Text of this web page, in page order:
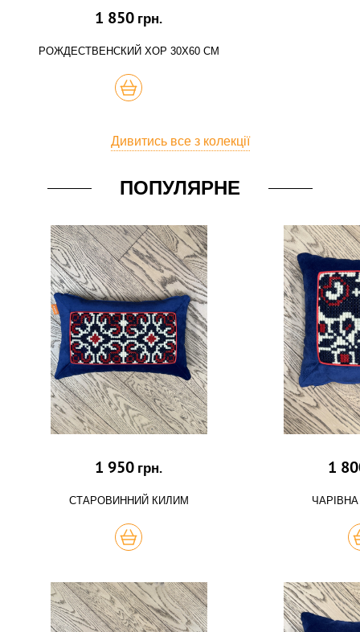
1 850 грн.
РОЖДЕСТВЕНСКИЙ ХОР 30Х60 СМ
КУПИТЬ
Дивитись все з колекції
ПОПУЛЯРНЕ
1 950 грн.
СТАРОВИННИЙ КИЛИМ
КУПИТЬ
1